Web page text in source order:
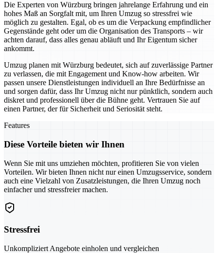
Die Experten von Würzburg bringen jahrelange Erfahrung und ein
hohes Maß an Sorgfalt mit, um Ihren Umzug so stressfrei wie
möglich zu gestalten. Egal, ob es um die Verpackung empfindlicher
Gegenstände geht oder um die Organisation des Transports – wir
achten darauf, dass alles genau abläuft und Ihr Eigentum sicher
ankommt.
Umzug planen mit Würzburg bedeutet, sich auf zuverlässige Partner
zu verlassen, die mit Engagement und Know-how arbeiten. Wir
passen unsere Dienstleistungen individuell an Ihre Bedürfnisse an
und sorgen dafür, dass Ihr Umzug nicht nur pünktlich, sondern auch
diskret und professionell über die Bühne geht. Vertrauen Sie auf
einen Partner, der für Sicherheit und Seriosität steht.
Features
Diese Vorteile bieten wir Ihnen
Wenn Sie mit uns umziehen möchten, profitieren Sie von vielen
Vorteilen. Wir bieten Ihnen nicht nur einen Umzugsservice, sondern
auch eine Vielzahl von Zusatzleistungen, die Ihren Umzug noch
einfacher und stressfreier machen.
Stressfrei
Unkompliziert Angebote einholen und vergleichen